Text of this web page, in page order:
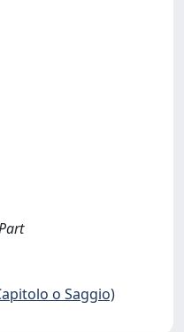
o Saggio)